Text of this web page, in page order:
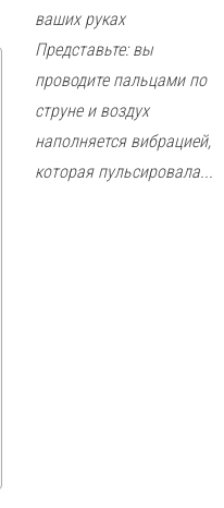
ваших руках
Представьте: вы
проводите пальцами по
струне и воздух
наполняется вибрацией,
которая пульсировала...